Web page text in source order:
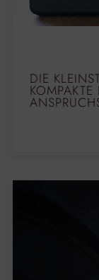
DIE
KOMPAKTE